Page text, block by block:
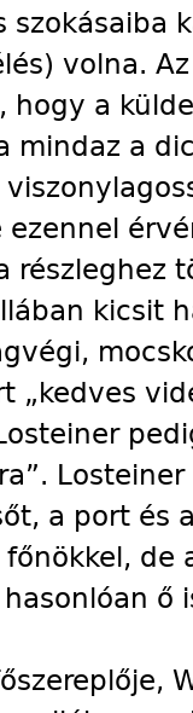
szokásaiba
volna.
hogy a
mindaz a
ezennel
részleghez
kicsit
„kedves
a port és
de
hasonlóan